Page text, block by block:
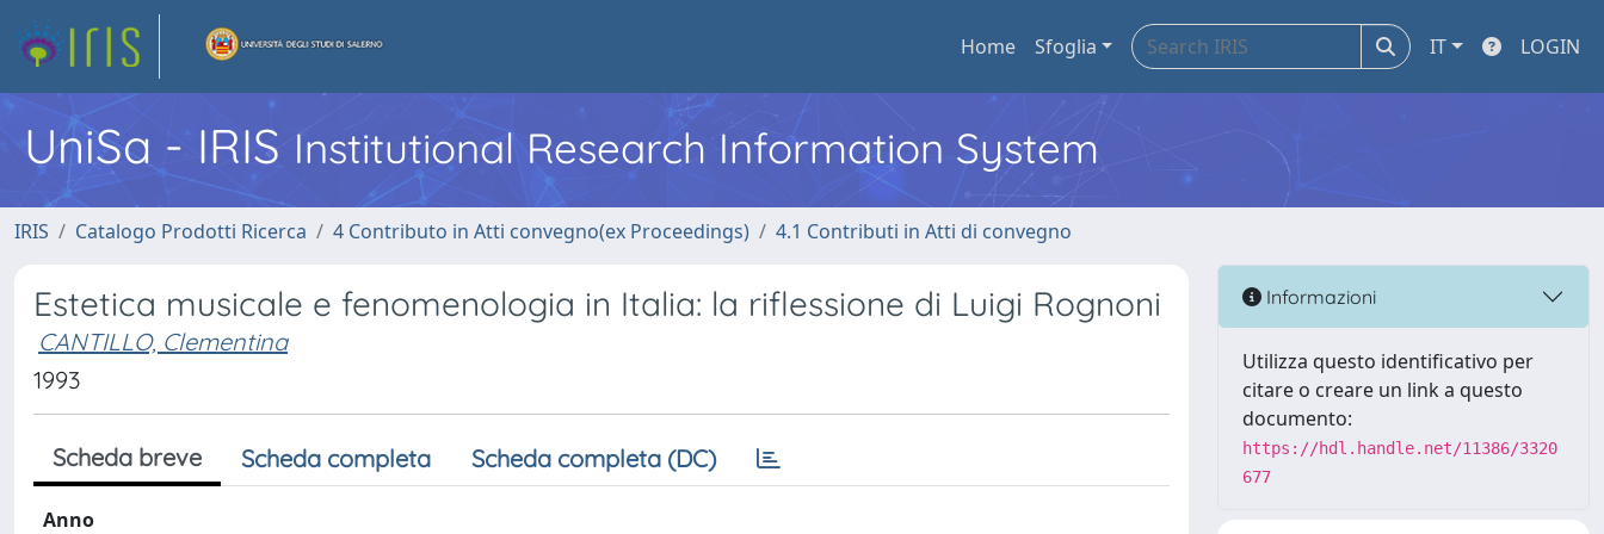
Home Sfoglia IT LOGIN
UniSa - IRIS Institutional Research Information System
IRIS Catalogo Prodotti Ricerca 4 Contributo in Atti convegno(ex Proceedings) 4.1 Contributi in Atti di convegno
Estetica musicale e fenomenologia in Italia: la riflessione di Luigi Rognoni
CANTILLO, Clementina
1993
Scheda breve Scheda completa Scheda completa (DC)
Anno
Informazioni
Utilizza questo identificativo per
citare o creare un link a questo
documento:
https://hdl.handle.net/11386/3320
677